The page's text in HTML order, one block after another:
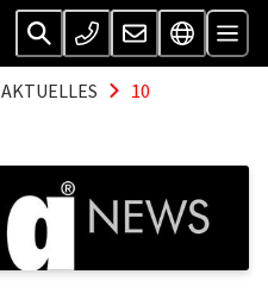
AKTUELLES 10